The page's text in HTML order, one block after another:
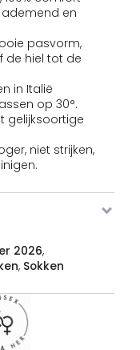
ademend en
pasvorm,
de hiel tot de
in Italië
op 30°.
gelijksoortige
niet strijken,
2026,
, Sokken
48